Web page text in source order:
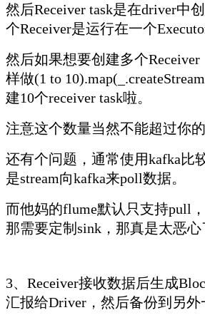
然后Receiver task是在driver中
个Receiver是运行在一个
然后如果想要创建多个
样做(1 to
建10个receiver task啦。
注意这个数量当然不能超过你
还有个问题，通常使用kafka比
是stream向kafka来poll数据。
而他妈的flume默认只支持pull
那需要定制sink，那真是太恶心
3、Receiver接收数据后生成
汇报给Driver，然后备份到另外